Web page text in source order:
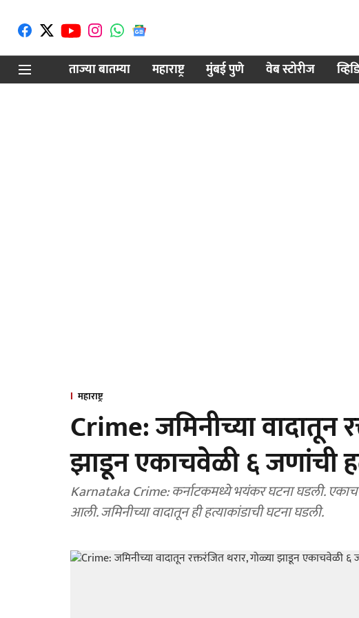
ताज्या बातम्या
महाराष्ट्र मुंबई पुणे वेब स्टोरीज
महाराष्ट्र
Crime: जमिनीच्या वादातून
झाडून एकाचवेळी ६ जणांची
Karnataka Crime: कर्नाटकमध्ये भयंकर घटना घडली.
आली. जमिनीच्या वादातून ही हत्याकांडाची घटना घडली.